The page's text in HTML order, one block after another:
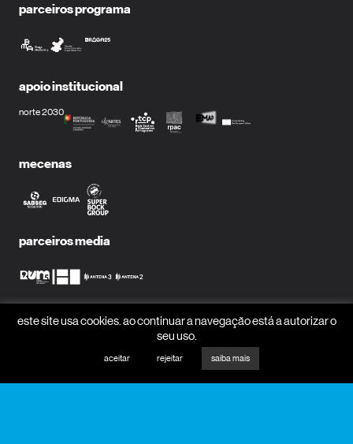
parceiros programa
apoio institucional
norte 2030
mecenas
parceiros media
receber newsletter?
este site usa cookies. ao continuar a navegação está a autorizar o
seu uso.
aceitar rejeitar saiba mais